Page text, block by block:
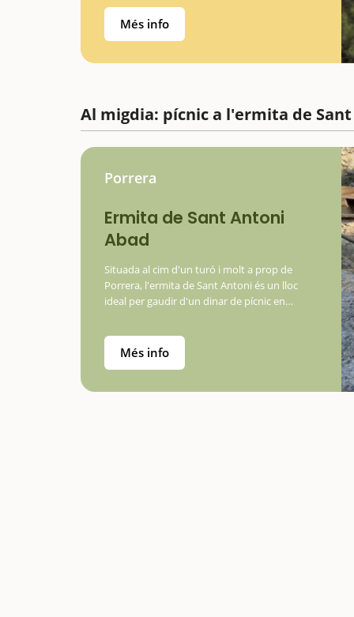
trobar les activitats i…
Més info
Al migdia: pícnic a l'ermita de
Porrera
Ermita de Sant Antoni
Abad
Situada al cim d'un turó i molt a prop de
Porrera, l'ermita de Sant Antoni és un lloc
ideal per gaudir d'un dinar de pícnic en
Més info